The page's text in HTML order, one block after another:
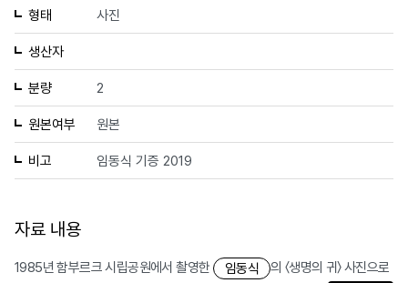
형태 사진
생산자
분량 2
원본여부 원본
비고 임동식 기증 2019
자료 내용
1985년 함부르크 시립공원에서 촬영한 임동식
의 〈생명의 귀〉 사진으로